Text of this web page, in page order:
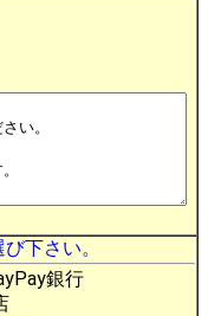
下さい。
銀行